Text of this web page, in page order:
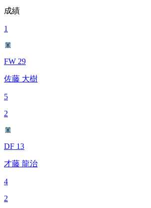
成績
1
FW 29
佐藤 大樹
5
2
DF 13
才藤 龍治
4
2